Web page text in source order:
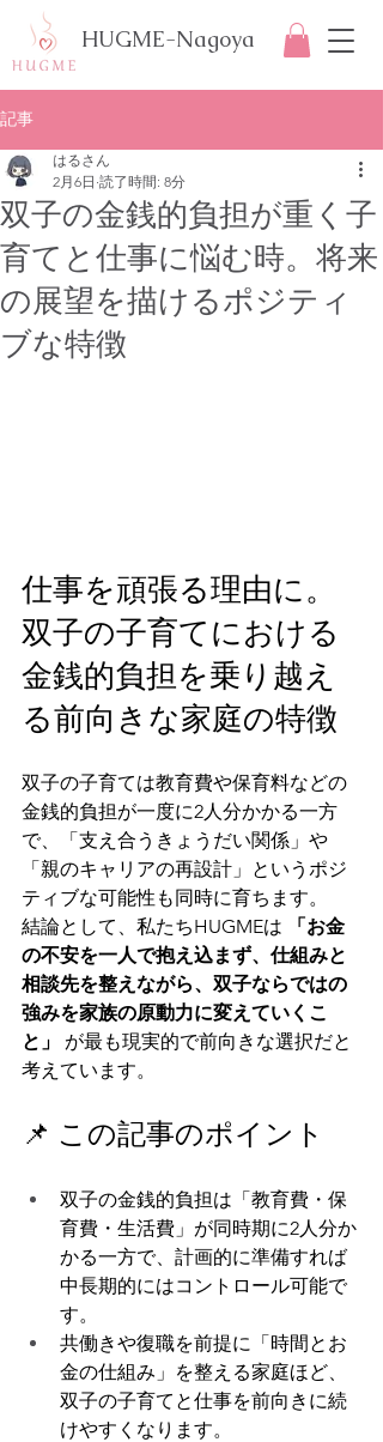
HUGME-Nagoya
記事
双子の金銭的負担が重く子
育てと仕事に悩む時。将来
の展望を描けるポジティ
ブな特徴
はるさん
2月6日 読了時間: 8分
仕事を頑張る理由に。
双子の子育てにおける
金銭的負担を乗り越え
る前向きな家庭の特徴
双子の子育ては教育費や保育料などの
金銭的負担が一度に2人分かかる一方
で、「支え合うきょうだい関係」や
「親のキャリアの再設計」というポジ
ティブな可能性も同時に育ちます。
結論として、私たちHUGMEは
「お金
の不安を一人で抱え込まず、仕組みと
相談先を整えながら、双子ならではの
強みを家族の原動力に変えていくこ
と」
が最も現実的で前向きな選択だと
考えています。
📌 この記事のポイント
双子の金銭的負担は「教育費・保
育費・生活費」が同時期に2人分か
かる一方で、計画的に準備すれば
中長期的にはコントロール可能で
す。
共働きや復職を前提に「時間とお
金の仕組み」を整える家庭ほど、
双子の子育てと仕事を前向きに続
けやすくなります。